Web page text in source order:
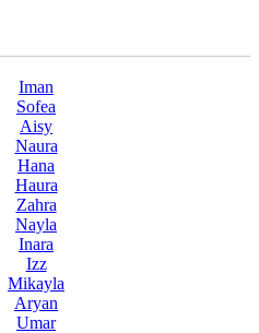
Iman
Sofea
Aisy
Naura
Hana
Haura
Zahra
Nayla
Inara
Izz
Mikayla
Aryan
Umar